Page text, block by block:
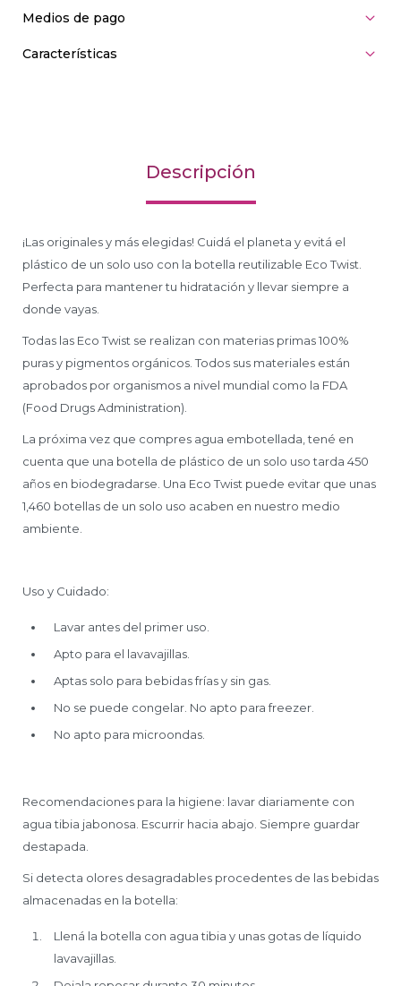
Medios de pago
Características
Descripción
¡Las originales y más elegidas! Cuidá el planeta y evitá el
plástico de un solo uso con la botella reutilizable Eco Twist.
Perfecta para mantener tu hidratación y llevar siempre a
donde vayas.
Todas las Eco Twist se realizan con materias primas 100%
puras y pigmentos orgánicos. Todos sus materiales están
aprobados por organismos a nivel mundial como la FDA
(Food Drugs Administration).
La próxima vez que compres agua embotellada, tené en
cuenta que una botella de plástico de un solo uso tarda 450
años en biodegradarse. Una Eco Twist puede evitar que unas
1,460 botellas de un solo uso acaben en nuestro medio
ambiente.
Uso y Cuidado:
Lavar antes del primer uso.
Apto para el lavavajillas.
Aptas solo para bebidas frías y sin gas.
No se puede congelar. No apto para freezer.
No apto para microondas.
Recomendaciones para la higiene: lavar diariamente con
agua tibia jabonosa. Escurrir hacia abajo. Siempre guardar
destapada.
Si detecta olores desagradables procedentes de las bebidas
almacenadas en la botella:
Llená la botella con agua tibia y unas gotas de líquido
lavavajillas.